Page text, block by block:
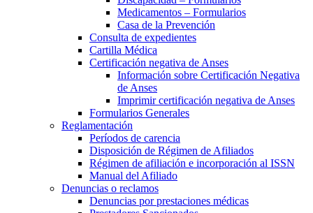
Medicamentos – Formularios
Casa de la Prevención
Consulta de expedientes
Cartilla Médica
Certificación negativa de Anses
Información sobre Certificación Negativa
de Anses
Imprimir certificación negativa de Anses
Formularios Generales
Reglamentación
Períodos de carencia
Disposición de Régimen de Afiliados
Régimen de afiliación e incorporación al ISSN
Manual del Afiliado
Denuncias o reclamos
Denuncias por prestaciones médicas